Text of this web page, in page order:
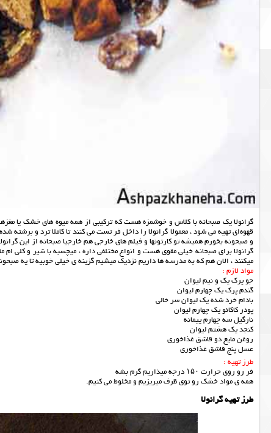
گرانولا یک صبحانه با کلاس و خوشمزه هست که ترکیبی از همه میوه های خشک یا
قهوه‌ای تهیه می شود ، معمولا گرانولا را داخل فر تست می کنند تا کاملا ترد و برشته
و صبحونه بخورم همیشه تو کارتونها و فیلم های خارجی هم خارجیا صبحانه از این
گرانولا برای صبحانه خیلی مقوی هست و انواع مختلفی داره ، میچسبه با شیر و کلی
میکنند ، الان هم که به مدرسه ها داریم نزدیک میشیم گزینه ی خیلی خوبیه تا یه
مواد لازم :
جو پرک یک و نیم لیوان
گندم پرک یک چهارم لیوان
بادام خرد شده یک لیوان سر خالی
پودر کاکائو یک چهارم لیوان
نارگیل سه چهارم پیمانه
کنجد یک هشتم لیوان
روغن مایع دو قاشق غذاخوری
عسل پنج قاشق غذاخوری
طرز تهیه :
فر رو روی حرارت ۱۵۰ درجه میذاریم گرم بشه
همه ی مواد خشک رو توی ظرف میریزیم و مخلوط می کنیم.
طرز تهيه گرانولا